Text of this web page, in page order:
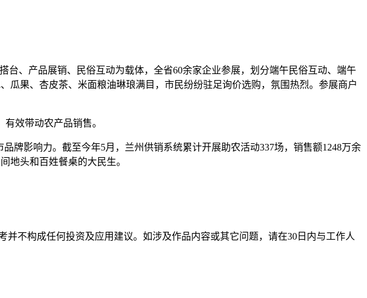
台、产品展销、民俗互动为载体，全省60余家企业参展，划分端午民俗互动、端午
瓜果、杏皮茶、米面粮油琳琅满目，市民纷纷驻足询价选购，氛围热烈。参展商户
效带动农产品销售。
牌影响力。截至今年5月，兰州供销系统累计开展助农活动337场，销售额1248万余
地头和百姓餐桌的大民生。
不构成任何投资及应用建议。如涉及作品内容或其它问题，请在30日内与工作人